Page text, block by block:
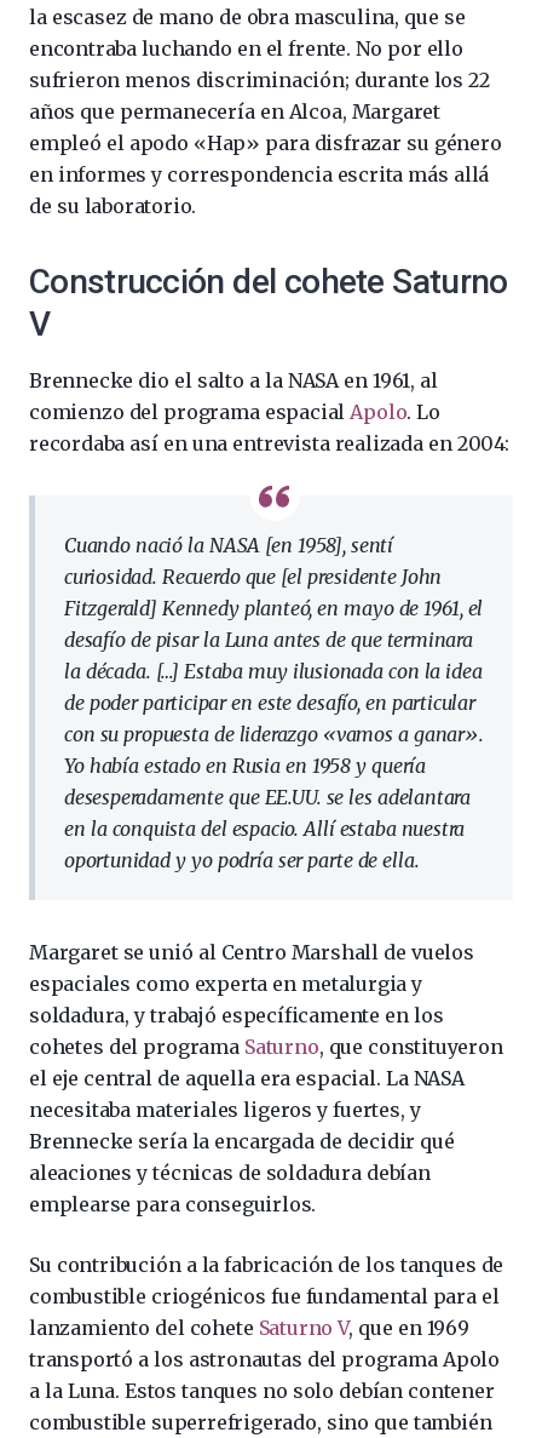
la escasez de mano de obra masculina, que se
encontraba luchando en el frente. No por ello
sufrieron menos discriminación; durante los 22
años que permanecería en Alcoa, Margaret
empleó el apodo «Hap» para disfrazar su género
en informes y correspondencia escrita más allá
de su laboratorio.
Construcción del cohete Saturno
V
Brennecke dio el salto a la NASA en 1961, al
comienzo del programa espacialApolo. Lo
recordaba así en una entrevista realizada en 2004:
Cuando nació la NASA [en 1958], sentí
curiosidad. Recuerdo que [el presidente John
Fitzgerald] Kennedy planteó, en mayo de 1961, el
desafío de pisar la Luna antes de que terminara
la década. […] Estaba muy ilusionada con la idea
de poder participar en este desafío, en particular
con su propuesta de liderazgo «vamos a ganar».
Yo había estado en Rusia en 1958 y quería
desesperadamente que EE.UU. se les adelantara
en la conquista del espacio. Allí estaba nuestra
oportunidad y yo podría ser parte de ella.
Margaret se unió al Centro Marshall de vuelos
espaciales como experta en metalurgia y
soldadura, y trabajó específicamente en los
cohetes del programa Saturno, que constituyeron
el eje central de aquella era espacial. La NASA
necesitaba materiales ligeros y fuertes, y
Brennecke sería la encargada de decidir qué
aleaciones y técnicas de soldadura debían
emplearse para conseguirlos.
Su contribución a la fabricación de los tanques de
combustible criogénicos fue fundamental para el
lanzamiento del cohete Saturno V, que en 1969
transportó a los astronautas del programa Apolo
a la Luna. Estos tanques no solo debían contener
combustible superrefrigerado, sino que también